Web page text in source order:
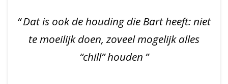
Dat is ook de houding die Bart heeft: niet
te moeilijk doen, zoveel mogelijk alles
“chill” houden